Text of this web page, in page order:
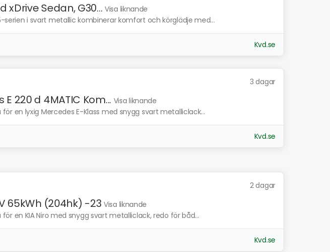
xDrive Sedan, G30... Visa liknande
serien i svart metallic kombinerar komfort och körglädje med...
Kvd.se
3 dagar
220 d 4MATIC Kom... Visa liknande
för en lyxig Mercedes E-Klass med snygg svart metalliclack...
Kvd.se
2 dagar
65kWh (204hk) -23 Visa liknande
för en KIA Niro med snygg svart metalliclack, redo för båd...
Kvd.se